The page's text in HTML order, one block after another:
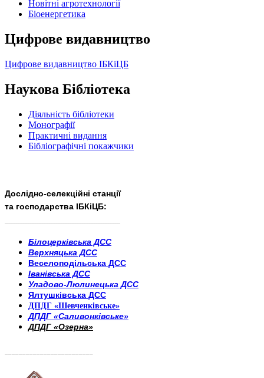
Новітні агротехнології
Бiоенергетика
Цифрове видавництво
Цифрове видавництво ІБКіЦБ
Наукова Бібліотека
Діяльність бібліотеки
Монографії
Практичні видання
Бібліографічні покажчики
Дослідно-селекційні станції
та господарства ІБКіЦБ:
Білоцерківська ДСС
Верхняцька ДСС
Веселоподільська ДСС
Іванівська ДСС
Уладово-Люлинецька ДСС
Ялтушківська ДСС
ДПДГ «Шевченківське»
ДПДГ «Саливонківське»
ДПДГ «Озерна»